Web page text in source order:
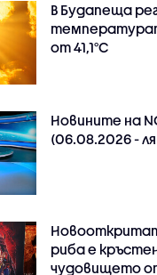
В Будапеща
от 41,1°C
Новините на
(06.08.2026 -
риба е
чудовището